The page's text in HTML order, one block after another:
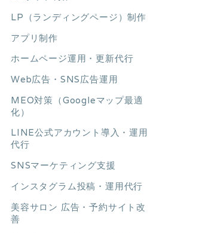
LP（ランディングページ）制作
アプリ制作
ホームページ運用・更新代行
Web広告・SNS広告運用
MEO対策（Googleマップ最適
化）
LINE公式アカウント導入・運用
代行
SNSマーケティング支援
インスタグラム投稿・運用代行
美容サロン 広告・予約サイト改
善